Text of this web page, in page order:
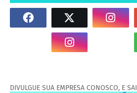
DIVULGUE SUA EMPRESA CONOSCO, E